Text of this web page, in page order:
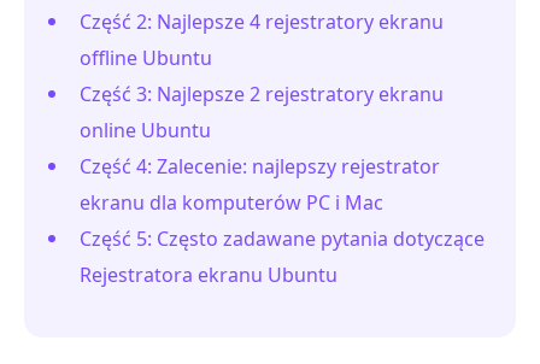
Część 2: Najlepsze 4 rejestratory ekranu
offline Ubuntu
Część 3: Najlepsze 2 rejestratory ekranu
online Ubuntu
Część 4: Zalecenie: najlepszy rejestrator
ekranu dla komputerów PC i Mac
Część 5: Często zadawane pytania dotyczące
Rejestratora ekranu Ubuntu